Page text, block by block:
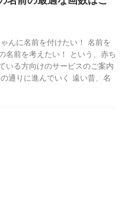
んに名前を付けたい！ 名前を
名前を考えたい！ という、赤ち
いる方向けのサービスのご案内
通りに進んでいく 遠い昔、名